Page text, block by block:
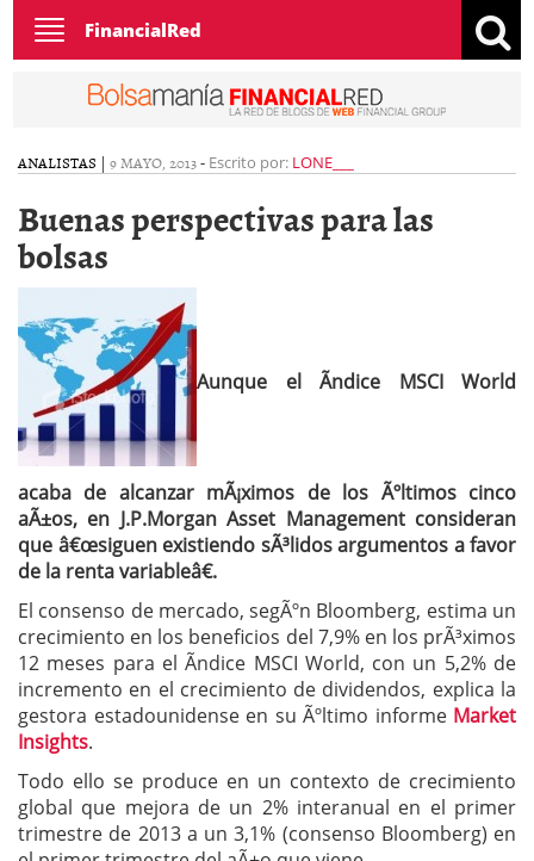
Toggle
navigation
FinancialRed
ANALISTAS | 9 MAYO, 2013- Escrito por: LONE___
Buenas perspectivas para las
bolsas
Aunque el Ã­ndice MSCI World
acaba de alcanzar mÃ¡ximos de los Ãºltimos cinco
aÃ±os, en J.P.Morgan Asset Management consideran
que â€œsiguen existiendo sÃ³lidos argumentos a favor
de la renta variableâ€.
El consenso de mercado, segÃºn Bloomberg, estima un
crecimiento en los beneficios del 7,9% en los prÃ³ximos
12 meses para el Ã­ndice MSCI World, con un 5,2% de
incremento en el crecimiento de dividendos, explica la
gestora estadounidense en su Ãºltimo informe Market
Insights.
Todo ello se produce en un contexto de crecimiento
global que mejora de un 2% interanual en el primer
trimestre de 2013 a un 3,1% (consenso Bloomberg) en